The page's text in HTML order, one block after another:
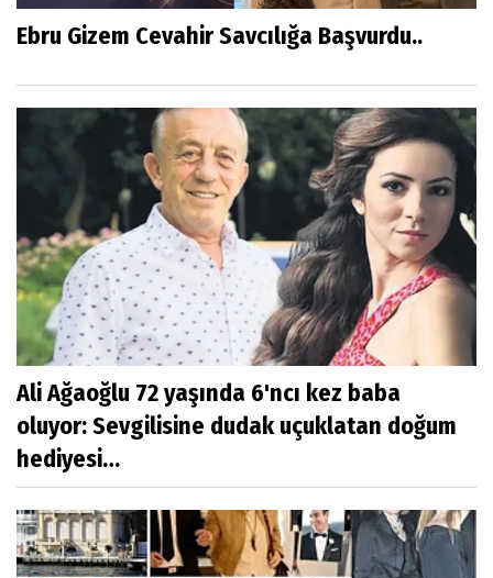
Ebru Gizem Cevahir Savcılığa Başvurdu..
Ali Ağaoğlu 72 yaşında 6'ncı kez baba
oluyor: Sevgilisine dudak uçuklatan doğum
hediyesi…